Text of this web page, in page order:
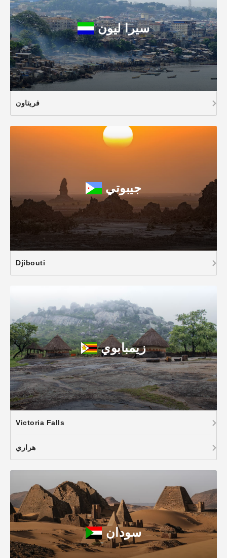
سيرا ليون
فريتاون
جيبوتي
Djibouti
زيمبابوي
Victoria Falls
هراري
سودان